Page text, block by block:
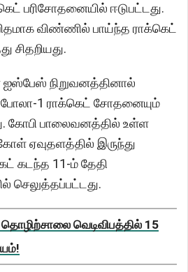
பரிசோதனையில் ஈடுபட்டது.
விண்ணில் பாய்ந்த ராக்கெட்
சிதறியது.
நிறுவனத்தினால்
1 ராக்கெட் சோதனையும்
கோபி பாலைவனத்தில் உள்ள
ஏவுதளத்தில் இருந்து
கடந்த 11-ம் தேதி
செலுத்தப்பட்டது.
தொழிற்சாலை வெடிவிபத்தில் 15